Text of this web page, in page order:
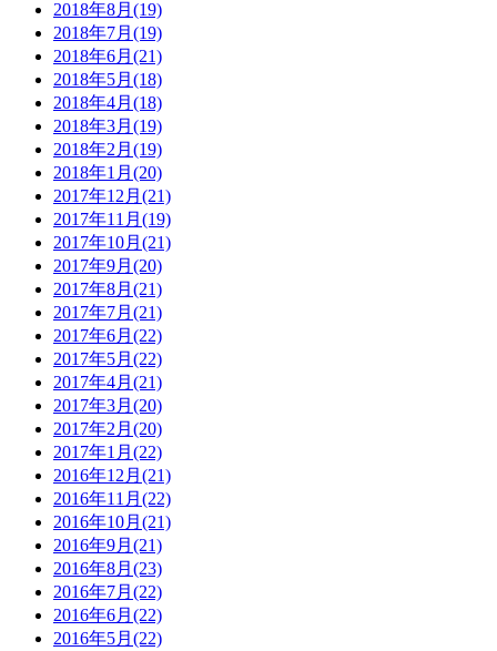
2018年8月(19)
2018年7月(19)
2018年6月(21)
2018年5月(18)
2018年4月(18)
2018年3月(19)
2018年2月(19)
2018年1月(20)
2017年12月(21)
2017年11月(19)
2017年10月(21)
2017年9月(20)
2017年8月(21)
2017年7月(21)
2017年6月(22)
2017年5月(22)
2017年4月(21)
2017年3月(20)
2017年2月(20)
2017年1月(22)
2016年12月(21)
2016年11月(22)
2016年10月(21)
2016年9月(21)
2016年8月(23)
2016年7月(22)
2016年6月(22)
2016年5月(22)